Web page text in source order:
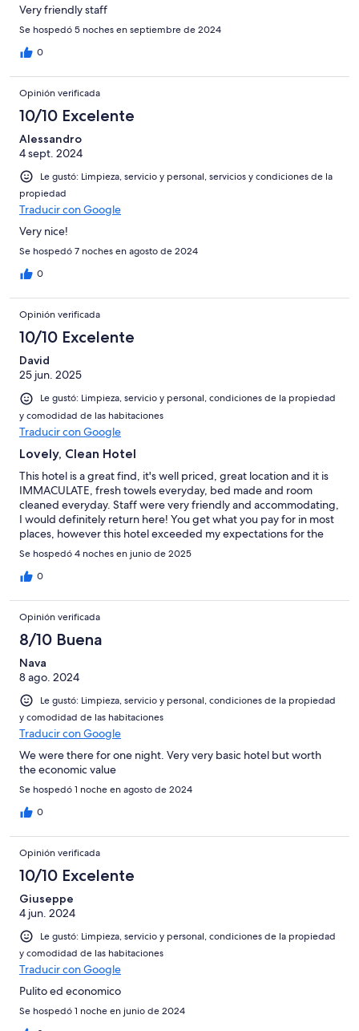
Very friendly staff
Se hospedó 5 noches en septiembre de 2024
0
Opinión verificada
10/10 Excelente
Alessandro
4 sept. 2024
Le gustó: Limpieza, servicio y personal, servicios y condiciones de la
propiedad
Traducir con Google
Very nice!
Se hospedó 7 noches en agosto de 2024
0
Opinión verificada
10/10 Excelente
David
25 jun. 2025
Le gustó: Limpieza, servicio y personal, condiciones de la propiedad
y comodidad de las habitaciones
Traducir con Google
Lovely, Clean Hotel
This hotel is a great find, it's well priced, great location and it is
IMMACULATE, fresh towels everyday, bed made and room
cleaned everyday. Staff were very friendly and accommodating,
I would definitely return here! You get what you pay for in most
places, however this hotel exceeded my expectations for the
price point.
Se hospedó 4 noches en junio de 2025
0
Opinión verificada
8/10 Buena
Nava
8 ago. 2024
Le gustó: Limpieza, servicio y personal, condiciones de la propiedad
y comodidad de las habitaciones
Traducir con Google
We were there for one night. Very very basic hotel but worth
the economic value
Se hospedó 1 noche en agosto de 2024
0
Opinión verificada
10/10 Excelente
Giuseppe
4 jun. 2024
Le gustó: Limpieza, servicio y personal, condiciones de la propiedad
y comodidad de las habitaciones
Traducir con Google
Pulito ed economico
Se hospedó 1 noche en junio de 2024